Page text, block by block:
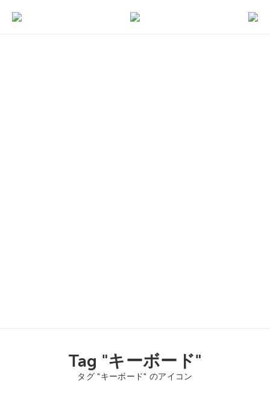
Tag "キーボード"
タグ "キーボード" のアイコン